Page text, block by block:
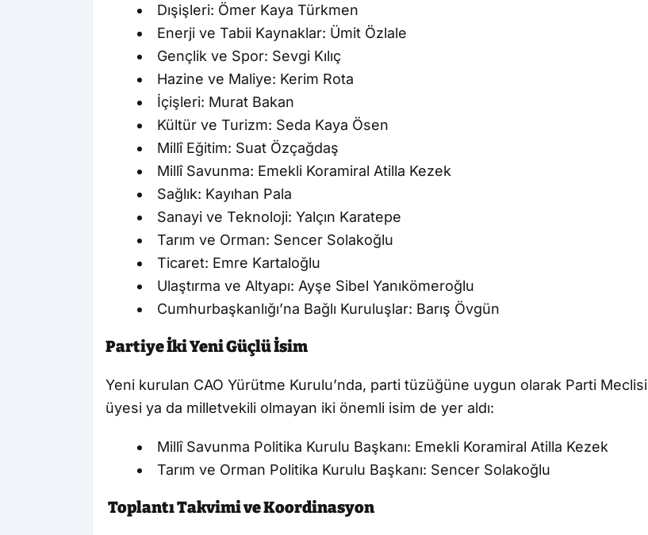
Dışişleri: Ömer Kaya Türkmen
Enerji ve Tabii Kaynaklar: Ümit Özlale
Gençlik ve Spor: Sevgi Kılıç
Hazine ve Maliye: Kerim Rota
İçişleri: Murat Bakan
Kültür ve Turizm: Seda Kaya Ösen
Millî Eğitim: Suat Özçağdaş
Millî Savunma: Emekli Koramiral Atilla Kezek
Sağlık: Kayıhan Pala
Sanayi ve Teknoloji: Yalçın Karatepe
Tarım ve Orman: Sencer Solakoğlu
Ticaret: Emre Kartaloğlu
Ulaştırma ve Altyapı: Ayşe Sibel Yanıkömeroğlu
Cumhurbaşkanlığı’na Bağlı Kuruluşlar: Barış Övgün
Partiye İki Yeni Güçlü İsim
Yeni kurulan CAO Yürütme Kurulu’nda, parti tüzüğüne uygun olarak Parti Meclisi
üyesi ya da milletvekili olmayan iki önemli isim de yer aldı:
Millî Savunma Politika Kurulu Başkanı: Emekli Koramiral Atilla Kezek
Tarım ve Orman Politika Kurulu Başkanı: Sencer Solakoğlu
Toplantı Takvimi ve Koordinasyon